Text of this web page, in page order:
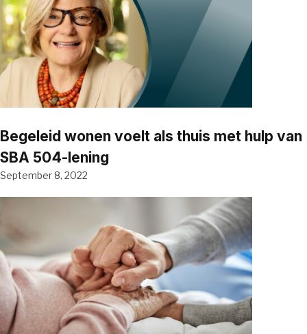
Begeleid wonen voelt als thuis met hulp van
SBA 504-lening
September 8, 2022